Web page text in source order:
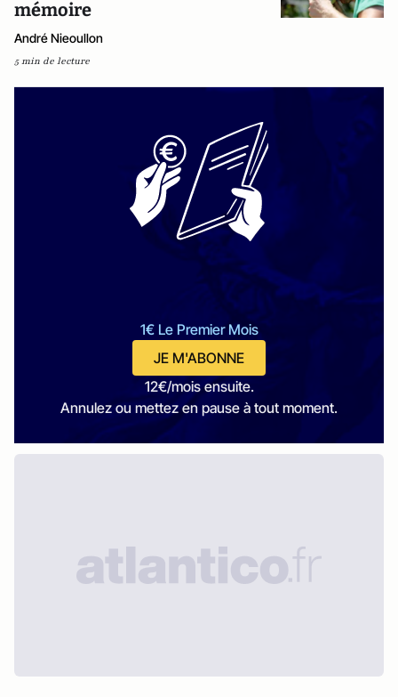
mémoire
André Nieoullon
5 min de lecture
1€ Le Premier Mois
JE M'ABONNE
12€/mois ensuite.
Annulez ou mettez en pause à tout moment.